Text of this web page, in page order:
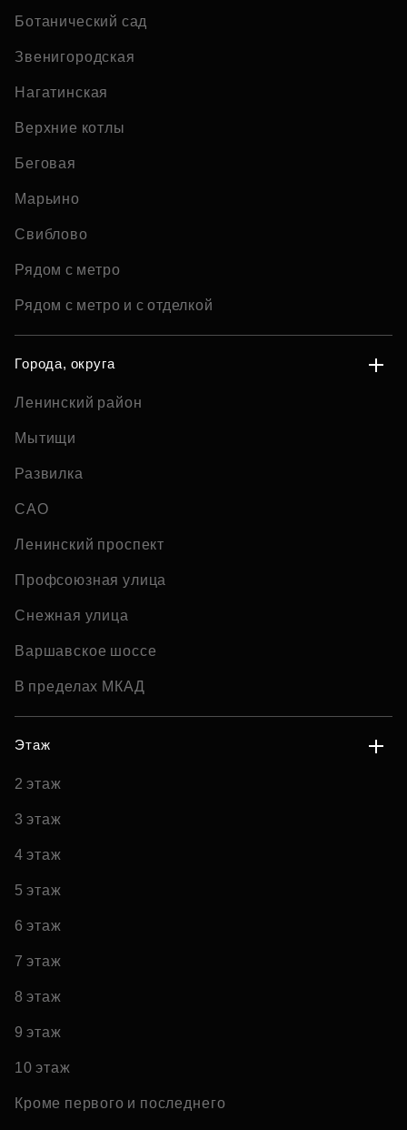
Ботанический сад
Звенигородская
Нагатинская
Верхние котлы
Беговая
Марьино
Свиблово
Рядом с метро
Рядом с метро и с отделкой
Города, округа
Ленинский район
Мытищи
Развилка
САО
Ленинский проспект
Профсоюзная улица
Снежная улица
Варшавское шоссе
В пределах МКАД
Этаж
2 этаж
3 этаж
4 этаж
5 этаж
6 этаж
7 этаж
8 этаж
9 этаж
10 этаж
Кроме первого и последнего